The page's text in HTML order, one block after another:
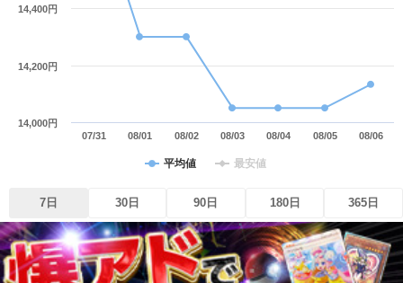
平均値 最安値
07/31 08/01 08/02 08/03 08/04 08/05 08/06
14,000円
14,200円
14,400円
7日 30日 90日 180日 365日